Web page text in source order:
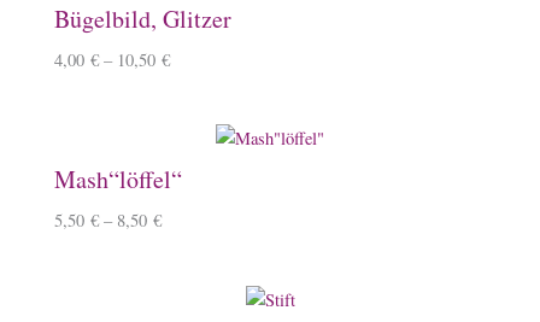
Bügelbild, Glitzer
4,00 € – 10,50 €
Mash“löffel“
5,50 € – 8,50 €